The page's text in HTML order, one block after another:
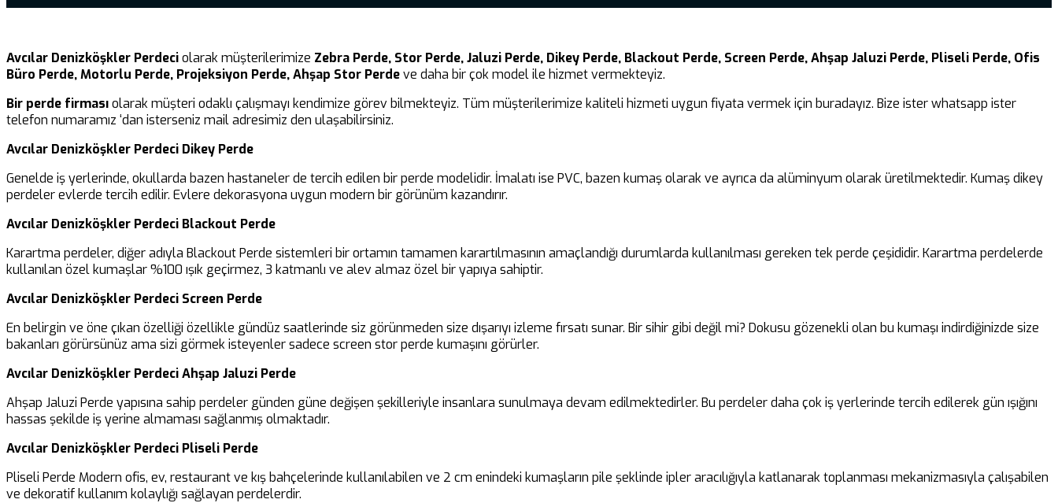
Avcılar Denizköşkler Perdeciolarak müşterilerimize Zebra Perde, Stor Perde, Jaluzi Perde, Dikey Perde, Blackout Perde, Screen Perde, Ahşap Jaluzi Perde, Pliseli Perde, Ofis
Büro Perde, Motorlu Perde, Projeksiyon Perde, Ahşap Stor Perdeve daha bir çok model ile hizmet vermekteyiz.
Bir perde firmasıolarak müşteri odaklı çalışmayı kendimize görev bilmekteyiz. Tüm müşterilerimize kaliteli hizmeti uygun fiyata vermek için buradayız. Bize ister whatsapp ister
telefon numaramız ‘dan isterseniz mail adresimiz den ulaşabilirsiniz.
Avcılar Denizköşkler Perdeci Dikey Perde
Genelde iş yerlerinde, okullarda bazen hastaneler de tercih edilen bir perde modelidir. İmalatı ise PVC, bazen kumaş olarak ve ayrıca da alüminyum olarak üretilmektedir. Kumaş dikey
perdeler evlerde tercih edilir. Evlere dekorasyona uygun modern bir görünüm kazandırır.
Avcılar Denizköşkler Perdeci Blackout Perde
Karartma perdeler, diğer adıyla Blackout Perde sistemleri bir ortamın tamamen karartılmasının amaçlandığı durumlarda kullanılması gereken tek perde çeşididir. Karartma perdelerde
kullanılan özel kumaşlar %100 ışık geçirmez, 3 katmanlı ve alev almaz özel bir yapıya sahiptir.
Avcılar Denizköşkler Perdeci Screen Perde
En belirgin ve öne çıkan özelliği özellikle gündüz saatlerinde siz görünmeden size dışarıyı izleme fırsatı sunar. Bir sihir gibi değil mi? Dokusu gözenekli olan bu kumaşı indirdiğinizde size
bakanları görürsünüz ama sizi görmek isteyenler sadece screen stor perde kumaşını görürler.
Avcılar Denizköşkler Perdeci Ahşap Jaluzi Perde
Ahşap Jaluzi Perde yapısına sahip perdeler günden güne değişen şekilleriyle insanlara sunulmaya devam edilmektedirler. Bu perdeler daha çok iş yerlerinde tercih edilerek gün ışığını
hassas şekilde iş yerine almaması sağlanmış olmaktadır.
Avcılar Denizköşkler Perdeci Pliseli Perde
Pliseli Perde Modern ofis, ev, restaurant ve kış bahçelerinde kullanılabilen ve 2 cm enindeki kumaşların pile şeklinde ipler aracılığıyla katlanarak toplanması mekanizmasıyla çalışabilen
ve dekoratif kullanım kolaylığı sağlayan perdelerdir.